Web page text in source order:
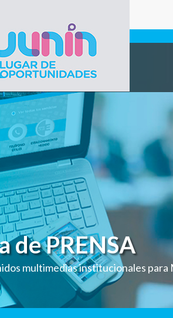
de
de PRENSA
multimedias institucionales para